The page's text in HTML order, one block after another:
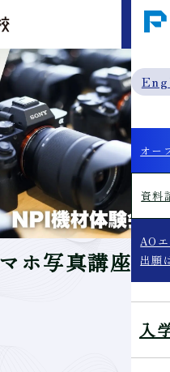
MENU
オー
資料
AO
出願
入
ホ写真講座＆